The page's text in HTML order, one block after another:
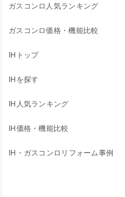
ガスコンロ人気ランキング
ガスコンロ価格・機能比較
IHトップ
IHを探す
IH人気ランキング
IH価格・機能比較
IH・ガスコンロリフォーム事例